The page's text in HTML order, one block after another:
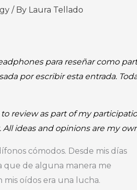
/ By Laura Tellado
para reseñar como
por escribir esta entrada.
review as part of my
ideas and opinions are my
cómodos. Desde mis días
que de alguna manera me
oídos era una lucha.